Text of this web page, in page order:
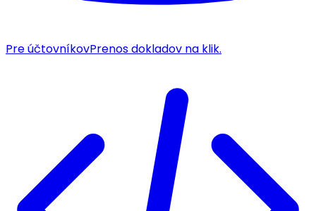
Pre účtovníkovPrenos dokladov na klik.